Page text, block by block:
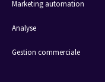
Marketing automation
Analyse
Gestion commerciale